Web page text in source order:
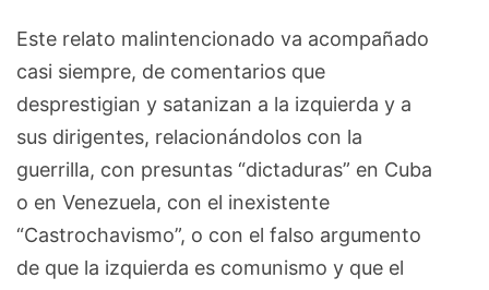
Este relato malintencionado va acompañado
casi siempre, de comentarios que
desprestigian y satanizan a la izquierda y a
sus dirigentes, relacionándolos con la
guerrilla, con presuntas “dictaduras” en Cuba
o en Venezuela, con el inexistente
“Castrochavismo”, o con el falso argumento
de que la izquierda es comunismo y que el